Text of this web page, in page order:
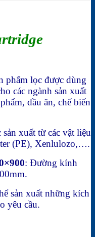
phẩm lọc được dùng
các ngành sản xuất
dầu ăn, chế biến
sản xuất từ các vật liệu
(PE), Xenlulozo,….
: Đường kính
sản xuất những kích
yêu cầu.